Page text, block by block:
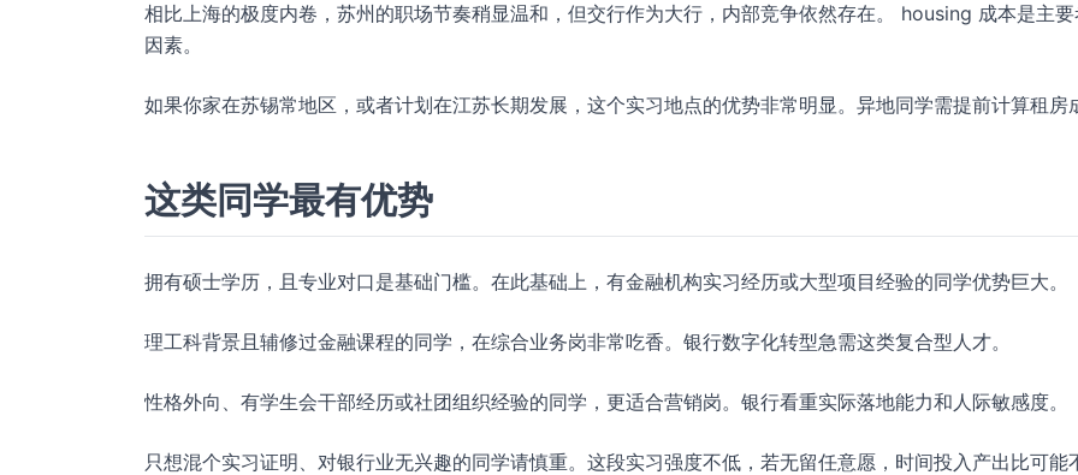
相比上海的极度内卷，苏州的职场节奏稍显温和，但交行作为大行，内部竞争依然存在。 housing 成本是主
因素。
如果你家在苏锡常地区，或者计划在江苏长期发展，这个实习地点的优势非常明显。异地同学需提前计算租房
这类同学最有优势
拥有硕士学历，且专业对口是基础门槛。在此基础上，有金融机构实习经历或大型项目经验的同学优势巨大。
理工科背景且辅修过金融课程的同学，在综合业务岗非常吃香。银行数字化转型急需这类复合型人才。
性格外向、有学生会干部经历或社团组织经验的同学，更适合营销岗。银行看重实际落地能力和人际敏感度。
只想混个实习证明、对银行业无兴趣的同学请慎重。这段实习强度不低，若无留任意愿，时间投入产出比可能